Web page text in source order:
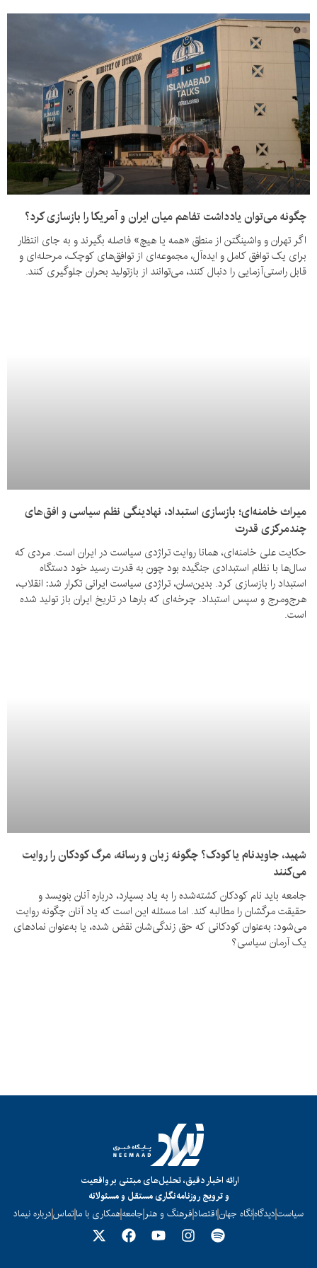
چگونه می‌توان یادداشت تفاهم میان ایران و آمریکا را بازسازی کرد؟
اگر تهران و واشینگتن از منطق «همه یا هیچ» فاصله بگیرند و به جای انتظار
برای یک توافق کامل و ایده‌آل، مجموعه‌ای از توافق‌های کوچک، مرحله‌ای و
قابل راستی‌آزمایی را دنبال کنند، می‌توانند از بازتولید بحران جلوگیری کنند.
میراث خامنه‌ای؛ بازسازی استبداد، نهادینگی نظم سیاسی و افق‌های
چندمرکزی قدرت
حکایت علی خامنه‌ای، همانا روایت تراژدی سیاست در ایران است. مردی که
سال‌ها با نظام استبدادی جنگیده بود چون به قدرت رسید خود دستگاه
استبداد را بازسازی کرد. بدین‌سان، تراژدی سیاست ایرانی تکرار شد: انقلاب،
هرج‌ومرج و سپس استبداد. چرخه‌ای که بارها در تاریخ ایران باز تولید شده
است.
شهید، جاویدنام یا کودک؟ چگونه زبان و رسانه، مرگ کودکان را روایت
می‌کنند
جامعه باید نام کودکان کشته‌شده را به یاد بسپارد، درباره آنان بنویسد و
حقیقت مرگشان را مطالبه کند. اما مسئله این است که یاد آنان چگونه روایت
می‌شود: به‌عنوان کودکانی که حق زندگی‌شان نقض شده، یا به‌عنوان نمادهای
یک آرمان سیاسی؟
ارائه اخبار دقیق، تحلیل‌های مبتنی بر واقعیت
و ترویج روزنامه‌نگاری مستقل و مسئولانه
سیاستدیدگاهنگاه جهاناقتصادفرهنگ و هنر جامعههمکاری با ماتماسدرباره نیماد